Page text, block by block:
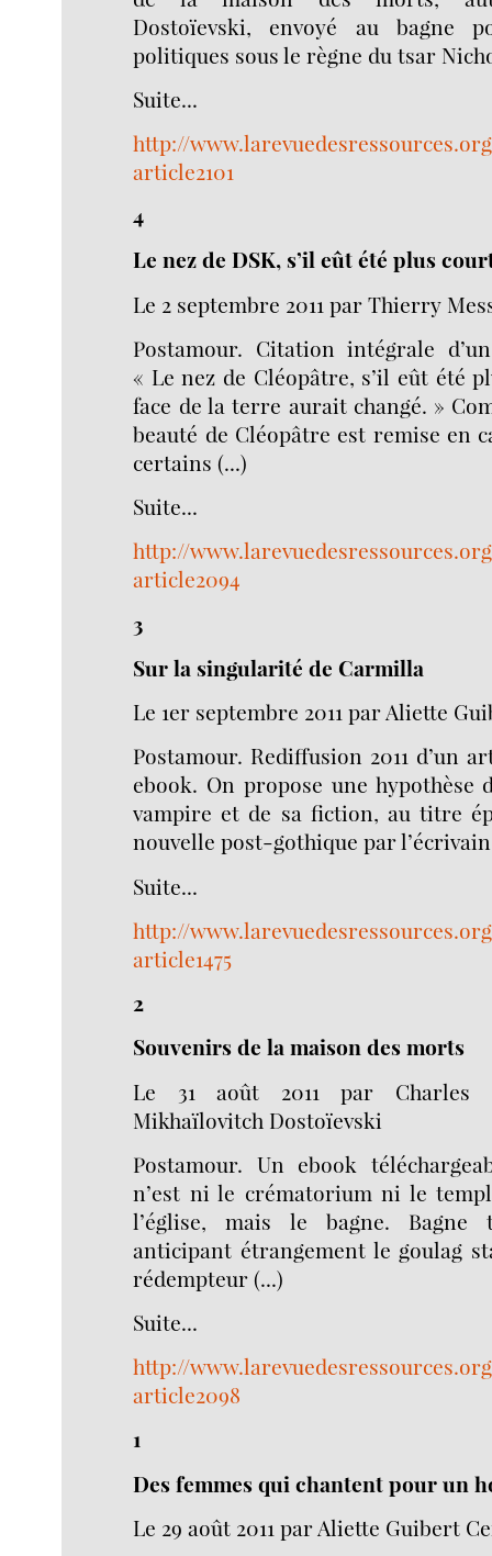
Dostoïevski, envoyé au bagne
politiques sous le règne du tsar
Suite...
http://
article2101
4
Le nez de DSK, s’il eût été plus
Le 2 septembre 2011 par Thierry
Postamour. Citation intégrale
« Le nez de Cléopâtre, s’il eût été
face de la terre aurait changé. »
beauté de Cléopâtre est remise en
certains (...)
Suite...
http://
article2094
3
Sur la singularité de Carmilla
Le 1er septembre 2011 par Aliette
Postamour. Rediffusion 2011 d’un
ebook. On propose une hypothèse
vampire et de sa fiction, au titre
nouvelle post-gothique par
Suite...
http://
article1475
2
Souvenirs de la maison des morts
Le 31 août 2011 par Charles
Mikhaïlovitch Dostoïevski
Postamour. Un ebook
n’est ni le crématorium ni le
l’église, mais le bagne. Bagne
anticipant étrangement le goulag
rédempteur (...)
Suite...
http://
article2098
1
Des femmes qui chantent pour un
Le 29 août 2011 par Aliette Guibert